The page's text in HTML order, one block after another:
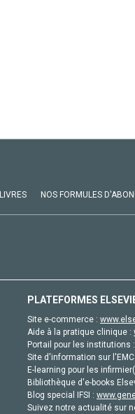
LIVRES NOS FORMULES
PLATEFORMES
Site e-commerce :
Aide à la pratique clinique :
Portail pour les institutions :
Site d'information sur l'EMC
E-learning pour les
Bibliothèque d'e-books
Blog special IFSI :
Suivez notre actualité sur